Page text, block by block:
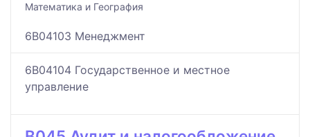
Математика и География
6B04103 Менеджмент
6B04104 Государственное и местное
управление